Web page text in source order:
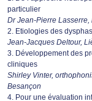
particulier
Dr Jean-Pierre
2. Etiologies des
Jean-Jacques Deltour,
3. Développement des
cliniques
Shirley Vinter,
Besançon
4. Pour une évaluation